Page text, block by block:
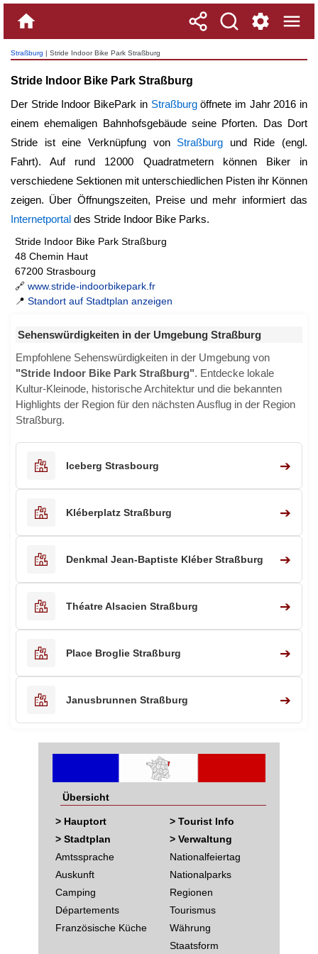
Straßburg | Stride Indoor Bike Park Straßburg
Stride Indoor Bike Park Straßburg
Der Stride Indoor BikePark in Straßburgöffnete im Jahr 2016 in
einem ehemaligen Bahnhofsgebäude seine Pforten. Das Dort
Stride ist eine Verknüpfung von Straßburg und Ride (engl.
Fahrt). Auf rund 12 000 Quadratmetern können Biker in
verschiedene Sektionen mit unterschiedlichen Pisten ihr Können
zeigen. Über Öffnungszeiten, Preise und mehr informiert das
Internetportal des Stride Indoor Bike Parks.
Stride Indoor Bike Park Straßburg
48 Chemin Haut
67200 Strasbourg
🔗 www.stride-indoorbikepark.fr
📍 Standort auf Stadtplan anzeigen
Sehenswürdigkeiten in der Umgebung Straßburg
Empfohlene Sehenswürdigkeiten in der Umgebung von
"Stride Indoor Bike Park Straßburg". Entdecke lokale
Kultur-Kleinode, historische Architektur und die bekannten
Highlights der Region für den nächsten Ausflug in der Region
Straßburg.
Iceberg Strasbourg ➔
Kléberplatz Straßburg ➔
Denkmal Jean-Baptiste Kléber Straßburg ➔
Théatre Alsacien Straßburg ➔
Place Broglie Straßburg ➔
Janusbrunnen Straßburg ➔
Übersicht
> Hauptort
> Stadtplan
Amtssprache
Auskunft
Camping
Départements
Französische Küche
> Tourist Info
> Verwaltung
Nationalfeiertag
Nationalparks
Regionen
Tourismus
Währung
Staatsform